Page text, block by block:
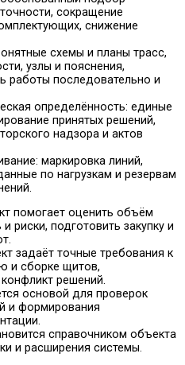
сокращение
снижение
схемы и планы трасс,
узлы и пояснения,
работы последовательно и
определённость: единые
принятых решений,
надзора и актов
маркировка линий,
по нагрузкам и резервам
помогает оценить объём
риски, подготовить закупку и
задаёт точные требования к
и сборке щитов,
решений.
основой для проверок
и формирования
справочником объекта
и расширения системы.